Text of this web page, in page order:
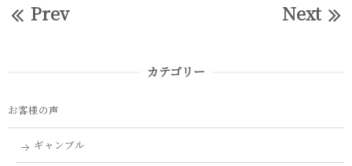
Prev Next
カテゴリー
お客様の声
ギャンブル